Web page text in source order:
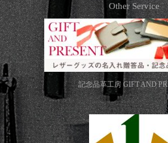
Other Service
記念品革工房 GIFT AND